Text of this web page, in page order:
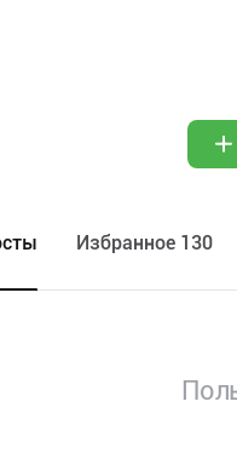
Избранное 130